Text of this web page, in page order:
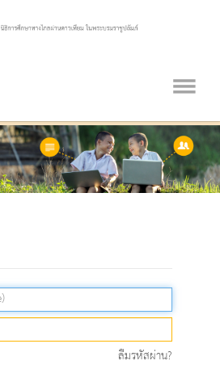
ลืมรหัสผ่าน?